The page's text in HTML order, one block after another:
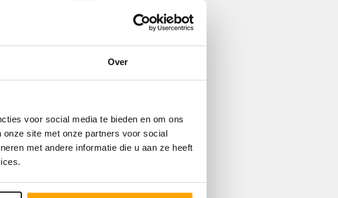
Over
voor social media te bieden en om ons
site met onze partners voor social
met andere informatie die u aan ze heeft